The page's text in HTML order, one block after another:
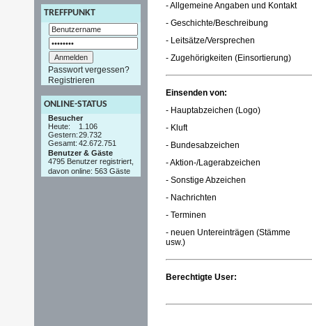
TREFFPUNKT
Passwort vergessen?
Registrieren
ONLINE-STATUS
Besucher
Heute:
1.106
Gestern:29.732
Gesamt: 42.672.751
Benutzer & Gäste
4795 Benutzer registriert,
davon online: 563 Gäste
- Allgemeine Angaben und Kontakt
- Geschichte/Beschreibung
- Leitsätze/Versprechen
- Zugehörigkeiten (Einsortierung)
Einsenden von:
- Hauptabzeichen (Logo)
- Kluft
- Bundesabzeichen
- Aktion-/Lagerabzeichen
- Sonstige Abzeichen
- Nachrichten
- Terminen
- neuen Untereinträgen (Stämme
usw.)
Berechtigte User: